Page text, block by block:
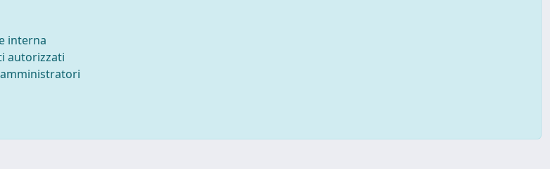
interna
autorizzati